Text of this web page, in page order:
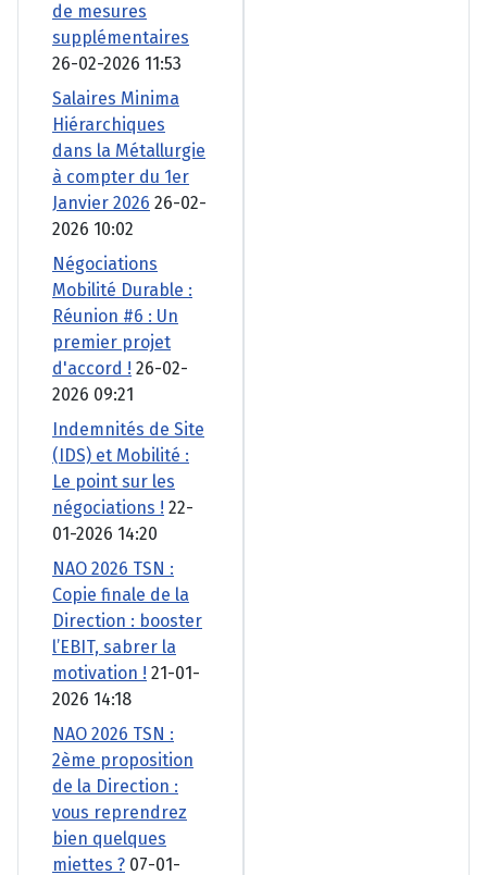
de mesures
supplémentaires
26-02-2026 11:53
Salaires Minima
Hiérarchiques
dans la Métallurgie
à compter du 1er
Janvier 2026 26-02-
2026 10:02
Négociations
Mobilité Durable :
Réunion #6 : Un
premier projet
d'accord ! 26-02-
2026 09:21
Indemnités de Site
(IDS) et Mobilité :
Le point sur les
négociations ! 22-
01-2026 14:20
NAO 2026 TSN :
Copie finale de la
Direction : booster
l’EBIT, sabrer la
motivation ! 21-01-
2026 14:18
NAO 2026 TSN :
2ème proposition
de la Direction :
vous reprendrez
bien quelques
miettes ? 07-01-